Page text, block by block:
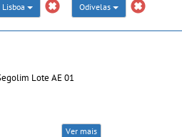
Lisboa Odivelas
Lote AE 01
Ver mais